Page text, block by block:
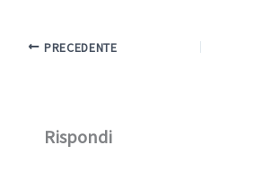
PRECEDENTE
Rispondi